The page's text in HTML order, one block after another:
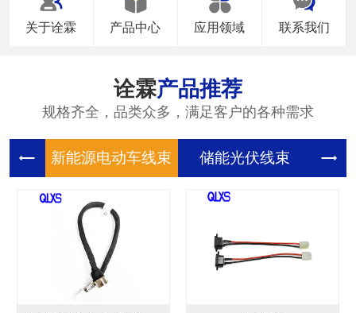
关于诠霖 产品中心 应用领域 联系我们
诠霖产品推荐
规格齐全，品类众多，满足客户的各种需求
新能源电 储能光伏